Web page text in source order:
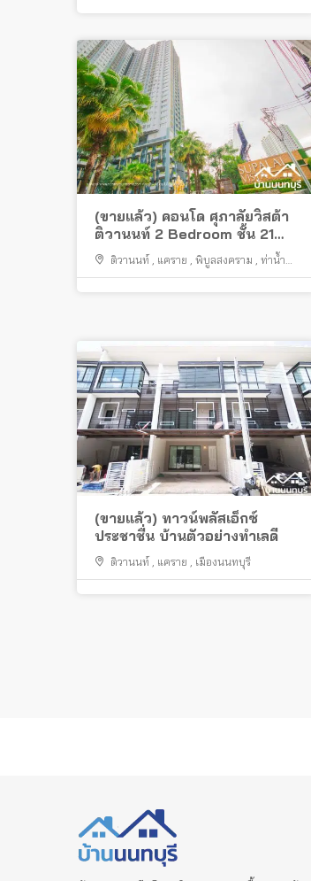
(ขายแล้ว) คอนโด ศุภาลัยวิสต้า
ติวานนท์ 2 Bedroom ชั้น 21
แต่งครบ
ติวานนท์ , แคราย , พิบูลสงคราม , ท่าน้ำ
นนท์ , สะพานพระราม 5 , เมืองนนทบุรี ,
กรุงเทพมหานคร
(ขายแล้ว) ทาวน์พลัสเอ็กซ์
ประชาชื่น บ้านตัวอย่างทำเลดี
ติวานนท์ แคราย เมืองนนทบุรี